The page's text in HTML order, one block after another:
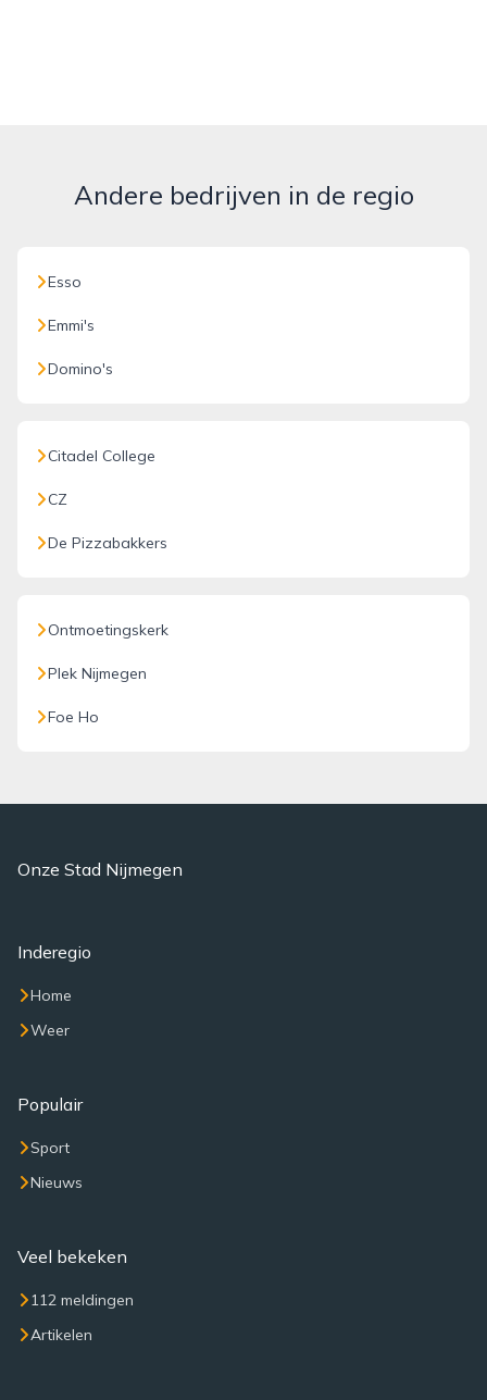
Andere bedrijven in de regio
Esso
Emmi's
Domino's
Citadel College
CZ
De Pizzabakkers
Ontmoetingskerk
Plek Nijmegen
Foe Ho
Onze Stad Nijmegen
Inderegio
Home
Weer
Populair
Sport
Nieuws
Veel bekeken
112 meldingen
Artikelen